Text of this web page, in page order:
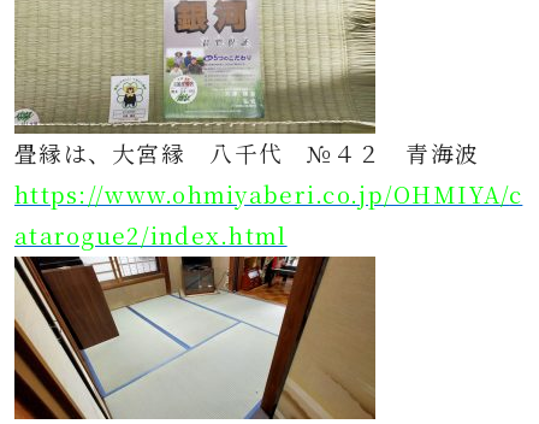
畳縁は、大宮縁 八千代 №４２ 青海波
https://www.ohmiyaberi.co.jp/OHMIYA/c
atarogue2/index.html